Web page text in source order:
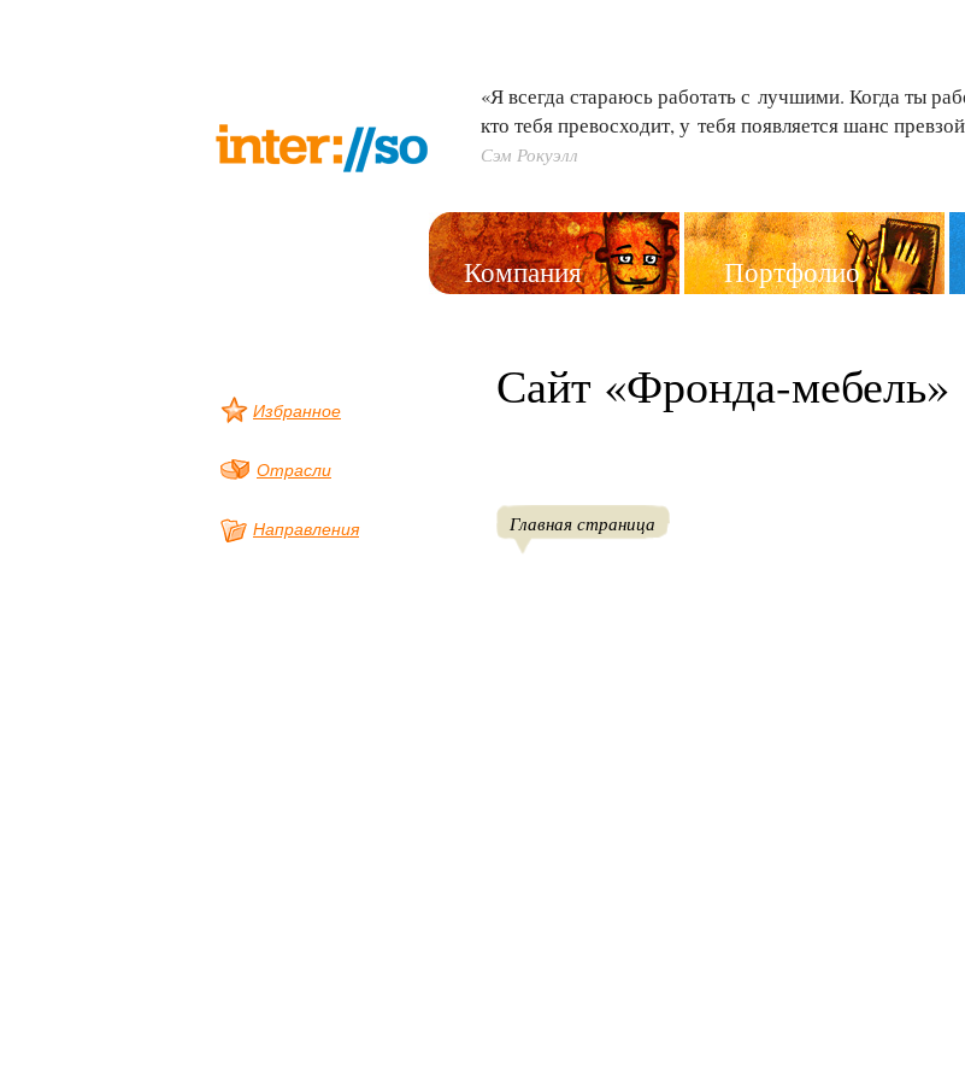
«Я всегда стараюсь работать с лучшими. Когда ты
кто тебя превосходит, у тебя появляется шанс
Сэм Рокуэлл
Компания Портфолио
Избранное
Отрасли
Направления
Сайт «Фронда-мебель»
Главная страница